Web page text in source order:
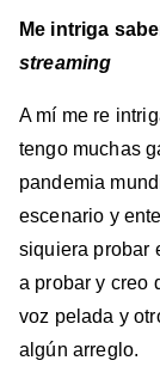
Me intriga
streaming
A mí me re
tengo muchas
pandemia
escenario y
siquiera probar
a probar y creo
voz pelada y
algún arreglo.